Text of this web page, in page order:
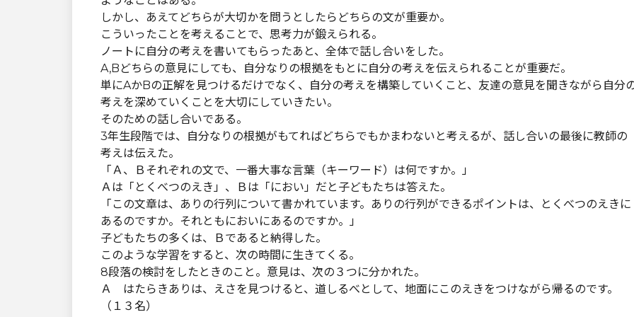
しかし、あえてどちらが大切かを問うとしたらどちらの文が重要か。
こういったことを考えることで、思考力が鍛えられる。
ノートに自分の考えを書いてもらったあと、全体で話し合いをした。
A,Bどちらの意見にしても、自分なりの根拠をもとに自分の考えを伝えられることが重要だ。
単にAかBの正解を見つけるだけでなく、自分の考えを構築していくこと、友達の意見を聞きながら自分
考えを深めていくことを大切にしていきたい。
そのための話し合いである。
3年生段階では、自分なりの根拠がもてればどちらでもかまわないと考えるが、話し合いの最後に教師の
考えは伝えた。
「Ａ、Ｂそれぞれの文で、一番大事な言葉（キーワード）は何ですか。」
Ａは「とくべつのえき」、Ｂは「におい」だと子どもたちは答えた。
「この文章は、ありの行列について書かれています。ありの行列ができるポイントは、とくべつのえきに
あるのですか。それともにおいにあるのですか。」
子どもたちの多くは、Ｂであると納得した。
このような学習をすると、次の時間に生きてくる。
8段落の検討をしたときのこと。意見は、次の３つに分かれた。
Ａ はたらきありは、えさを見つけると、道しるべとして、地面にこのえきをつけながら帰るのです。
（１３名）